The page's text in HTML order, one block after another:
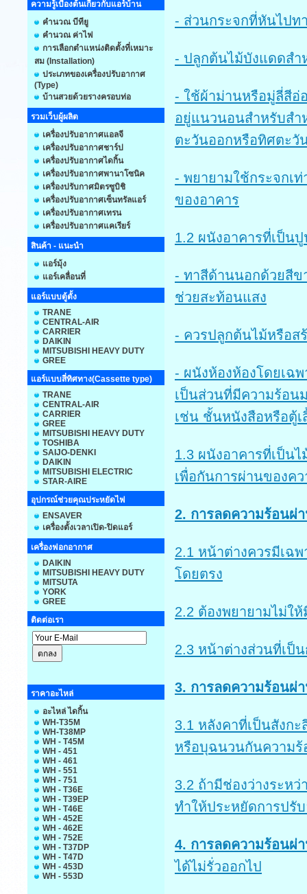
ความรู้เบื้องต้นเกี่ยวกับแอร์บ้าน
คำนวณ บีทียู
คำนวณ ค่าไฟ
การเลือกตำแหน่งติดตั้งที่เหมาะ
สม (Installation)
ประเภทของเครื่องปรับอากาศ
(Type)
บ้านสวยด้วยรางครอบท่อ
รวมเว็บผู้ผลิต
เครื่องปรับอากาศแอลจี
เครื่องปรับอากาศชาร์ป
เครื่องปรับอากาศไดกิ้น
เครื่องปรับอากาศพานาโซนิค
เครื่องปรับกาศมิตรซูบิชิ
เครื่องปรับอากาศเซ็นทรัลแอร์
เครื่องปรับอากาศเทรน
เครื่องปรับอากาศแคเรียร์
สินค้า - แนะนำ
แอร์มุ้ง
แอร์เคลื่อนที่
แอร์แบบตู้ตั้ง
TRANE
CENTRAL-AIR
CARRIER
DAIKIN
MITSUBISHI HEAVY DUTY
GREE
แอร์แบบสี่ทิศทาง(Cassette type)
TRANE
CENTRAL-AIR
CARRIER
GREE
MITSUBISHI HEAVY DUTY
TOSHIBA
SAIJO-DENKI
DAIKIN
MITSUBISHI ELECTRIC
STAR-AIRE
อุปกรณ์ช่วยคุณประหยัดไฟ
ENSAVER
เครื่องตั้งเวลาเปิด-ปิดแอร์
เครื่องฟอกอากาศ
DAIKIN
MITSUBISHI HEAVY DUTY
MITSUTA
YORK
GREE
ติดต่อเรา
ราคาอะไหล่
อะไหล่ ไดกิ้น
WH-T35M
WH-T38MP
WH - T45M
WH - 451
WH - 461
WH - 551
WH - 751
WH - T36E
WH - T39EP
WH - T46E
WH - 452E
WH - 462E
WH - 752E
WH - T37DP
WH - T47D
WH - 453D
WH - 553D
- ส่วนกระจกที่หันไปท
- ปลูกต้นไม้บังแดดสำ
- ใช้ผ้าม่านหรือมู่ลี่สีอ่
อยู่แนวนอนสำหรับสำ
ตะวันออกหรือทิศตะวั
- พยายามใช้กระจกเ
ของอาคาร
1.2 ผนังอาคารที่เป็น
- ทาสีด้านนอกด้วยสีข
ช่วยสะท้อนแสง
- ควรปลูกต้นไม้หรือส
- ผนังห้องห้องโดยเฉ
เป็นส่วนที่มีความร้อน
เช่น ชั้นหนังสือหรือตู้เ
1.3 ผนังอาคารที่เป็น
เพื่อกันการผ่านของค
2. การลดความร้อนผ่
2.1 หน้าต่างควรมีเฉ
โดยตรง
2.2 ต้องพยายามไม่ใ
2.3 หน้าต่างส่วนที่เป็
3. การลดความร้อนผ่
3.1 หลังคาที่เป็นสังก
หรือบุฉนวนกันความร้
3.2 ถ้ามีช่องว่างระห
ทำให้ประหยัดการปรั
4. การลดความร้อนผ่
ได้ไม่รั่วออกไป